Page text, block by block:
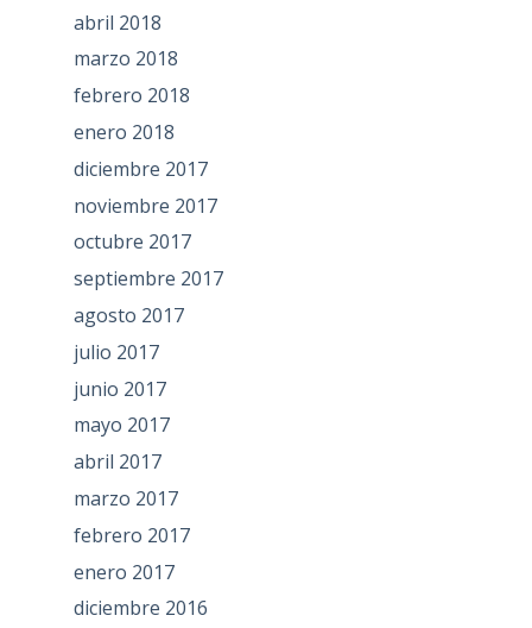
abril 2018
marzo 2018
febrero 2018
enero 2018
diciembre 2017
noviembre 2017
octubre 2017
septiembre 2017
agosto 2017
julio 2017
junio 2017
mayo 2017
abril 2017
marzo 2017
febrero 2017
enero 2017
diciembre 2016